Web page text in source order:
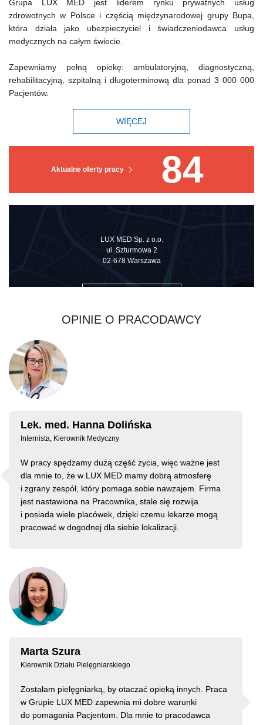
Aktualne oferty pracy 84
LUX MED Sp. z o.o.
ul. Szturmowa 2
02-678 Warszawa
Grupa LUX MED jest liderem rynku prywatnych usług
zdrowotnych w Polsce i częścią międzynarodowej grupy Bupa,
która działa jako ubezpieczyciel i świadczeniodawca usług
medycznych na całym świecie.
Zapewniamy pełną opiekę: ambulatoryjną, diagnostyczną,
rehabilitacyjną, szpitalną i długoterminową dla ponad 3 000 000
Pacjentów.
WIĘCEJ
OPINIE O PRACODAWCY
Lek. med. Hanna Dolińska
Internista, Kierownik Medyczny
W pracy spędzamy dużą część życia, więc ważne jest
dla mnie to, że w LUX MED mamy dobrą atmosferę
i zgrany zespół, który pomaga sobie nawzajem. Firma
jest nastawiona na Pracownika, stale się rozwija
i posiada wiele placówek, dzięki czemu lekarze mogą
pracować w dogodnej dla siebie lokalizacji.
Marta Szura
Kierownik Działu Pielęgniarskiego
Zostałam pielęgniarką, by otaczać opieką innych. Praca
w Grupie LUX MED zapewnia mi dobre warunki
do pomagania Pacjentom. Dla mnie to pracodawca